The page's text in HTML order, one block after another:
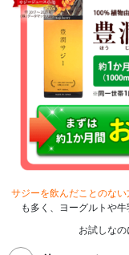
サジーを飲んだことのない
も多く、ヨーグルトや
お試しな